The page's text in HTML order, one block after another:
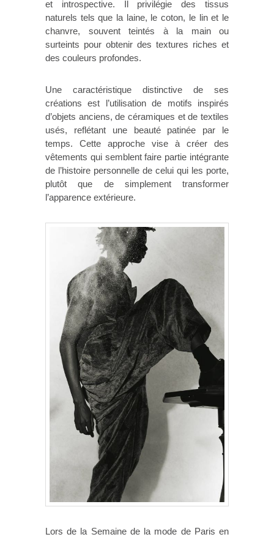
et introspective. Il privilégie des tissus
naturels tels que la laine, le coton, le lin et le
chanvre, souvent teintés à la main ou
surteints pour obtenir des textures riches et
des couleurs profondes.
Une caractéristique distinctive de ses
créations est l’utilisation de motifs inspirés
d’objets anciens, de céramiques et de textiles
usés, reflétant une beauté patinée par le
temps. Cette approche vise à créer des
vêtements qui semblent faire partie intégrante
de l’histoire personnelle de celui qui les porte,
plutôt que de simplement transformer
l’apparence extérieure.
Lors de la Semaine de la mode de Paris en